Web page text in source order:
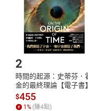
以整筆訂單為單位進行
始使用？
載具
2
時間的起源：史蒂芬．
金的最終理論【電子書】
$455
1 % (賺4點)